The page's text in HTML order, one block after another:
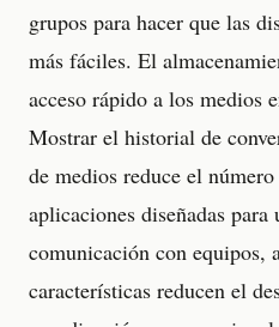
grupos para hacer que las
más fáciles. El
acceso rápido a los medios
Mostrar el historial de
de medios reduce el
aplicaciones diseñadas
comunicación con equipos,
características reducen el